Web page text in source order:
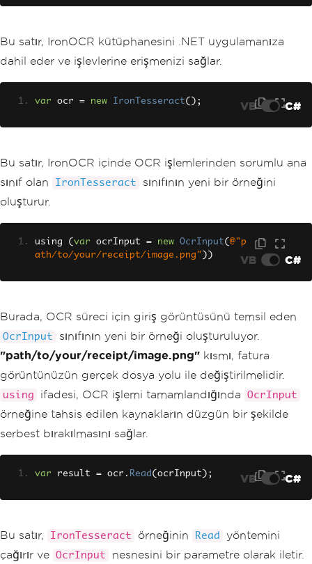
Bu satır, IronOCR kütüphanesini .NET uygulamanıza
dahil eder ve işlevlerine erişmenizi sağlar.
var ocr = new IronTesseract(); VB C#
Bu satır, IronOCR içinde OCR işlemlerinden sorumlu ana
sınıf olan
IronTesseract
sınıfının yeni bir örneğini
oluşturur.
using ( var ocrInput = new OcrInput( @"p
ath/to/your/receipt/image.png" )) VB C#
Burada, OCR süreci için giriş görüntüsünü temsil eden
OcrInput
sınıfının yeni bir örneği oluşturuluyor.
"path/to/your/receipt/image.png" kısmı, fatura
görüntünüzün gerçek dosya yolu ile değiştirilmelidir.
using ifadesi, OCR işlemi tamamlandığında OcrInput
örneğine tahsis edilen kaynakların düzgün bir şekilde
serbest bırakılmasını sağlar.
var result = ocr . Read ( ocrInput ); VB C#
Bu satır, IronTesseract örneğinin Read
yöntemini
çağırır ve OcrInput nesnesini bir parametre olarak iletir.